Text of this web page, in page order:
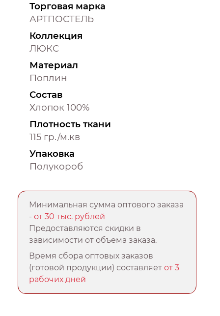
Торговая марка
АРТПОСТЕЛЬ
Коллекция
ЛЮКС
Материал
Поплин
Состав
Хлопок 100%
Плотность ткани
115 гр./м.кв
Упаковка
Полукороб
Минимальная сумма оптового заказа
-от 30 тыс. рублей
Предоставляются скидки в
зависимости от объема заказа.
Время сбора оптовых заказов
(готовой продукции) составляетот 3
рабочих дней